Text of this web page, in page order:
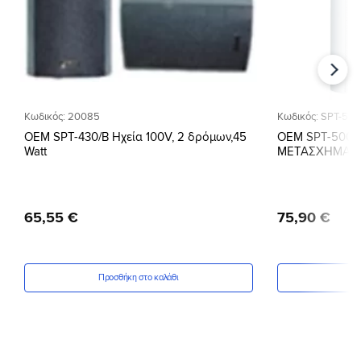
Κωδικός: 20085
ΟΕΜ SPT-430/B Ηχεία 100V, 2 δρόμων,45
Watt
65,55 €
Προσθήκη στο καλάθι
Κωδικός: SPT-
OEM SPT-
75,90 €